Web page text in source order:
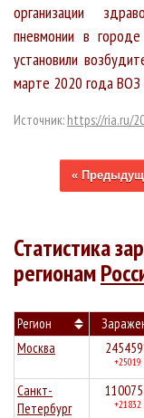
организации
пневмонии в
установили
марте 2020 года ВОЗ
Источник: https://ria.ru/
«
Статистика
регионам
Регион
Москва
+25019
Санкт-
Петербург
+21832